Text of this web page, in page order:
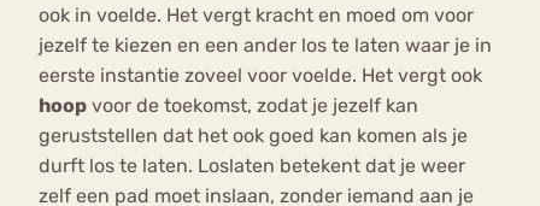
ook in voelde. Het vergt kracht en moed om voor
jezelf te kiezen en een ander los te laten waar je in
eerste instantie zoveel voor voelde. Het vergt ook
hoop voor de toekomst, zodat je jezelf kan
geruststellen dat het ook goed kan komen als je
durft los te laten. Loslaten betekent dat je weer
zelf een pad moet inslaan, zonder iemand aan je